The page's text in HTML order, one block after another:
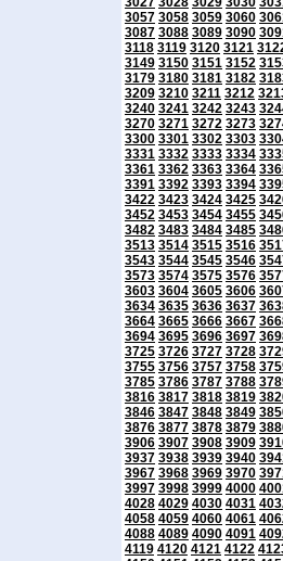
3057 3058 3059 3060
3087 3088 3089 3090
3118 3119 3120 3121
3149 3150 3151 3152
3179 3180 3181 3182
3209 3210 3211 3212
3240 3241 3242 3243
3270 3271 3272 3273
3300 3301 3302 3303
3331 3332 3333 3334
3361 3362 3363 3364
3391 3392 3393 3394
3422 3423 3424 3425
3452 3453 3454 3455
3482 3483 3484 3485
3513 3514 3515 3516
3543 3544 3545 3546
3573 3574 3575 3576
3603 3604 3605 3606
3634 3635 3636 3637
3664 3665 3666 3667
3694 3695 3696 3697
3725 3726 3727 3728
3755 3756 3757 3758
3785 3786 3787 3788
3816 3817 3818 3819
3846 3847 3848 3849
3876 3877 3878 3879
3906 3907 3908 3909
3937 3938 3939 3940
3967 3968 3969 3970
3997 3998 3999 4000
4028 4029 4030 4031
4058 4059 4060 4061
4088 4089 4090 4091
4119 4120 4121 4122